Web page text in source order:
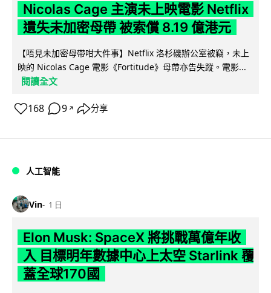
Nicolas Cage 主演未上映電影 Netflix
遺失未加密母帶 被索償 8.19 億港元
【唔見未加密母帶咁大件事】Netflix 洛杉磯辦公室被竊，未上
映的 Nicolas Cage 電影《Fortitude》母帶亦告失蹤。電影...
閱讀全文
168 9 ↗ 分享
人工智能
Vin 1 日
Elon Musk: SpaceX 將挑戰萬億年收
入 目標明年數據中心上太空 Starlink 覆
蓋全球170國